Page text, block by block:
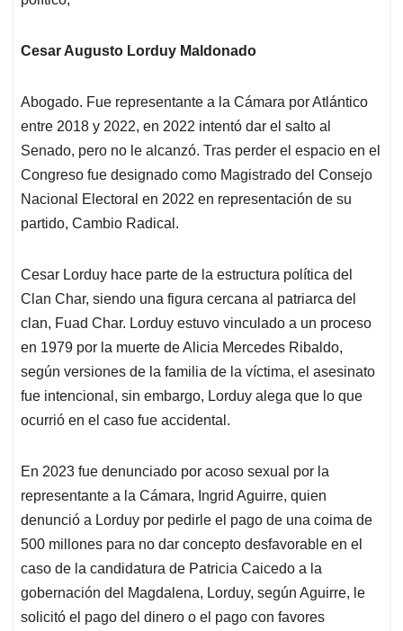
Cesar Augusto Lorduy Maldonado
Abogado. Fue representante a la Cámara por Atlántico
entre 2018 y 2022, en 2022 intentó dar el salto al
Senado, pero no le alcanzó. Tras perder el espacio en el
Congreso fue designado como Magistrado del Consejo
Nacional Electoral en 2022 en representación de su
partido, Cambio Radical.
Cesar Lorduy hace parte de la estructura política del
Clan Char, siendo una figura cercana al patriarca del
clan, Fuad Char. Lorduy estuvo vinculado a un proceso
en 1979 por la muerte de Alicia Mercedes Ribaldo,
según versiones de la familia de la víctima, el asesinato
fue intencional, sin embargo, Lorduy alega que lo que
ocurrió en el caso fue accidental.
En 2023 fue denunciado por acoso sexual por la
representante a la Cámara, Ingrid Aguirre, quien
denunció a Lorduy por pedirle el pago de una coima de
500 millones para no dar concepto desfavorable en el
caso de la candidatura de Patricia Caicedo a la
gobernación del Magdalena, Lorduy, según Aguirre, le
solicitó el pago del dinero o el pago con favores